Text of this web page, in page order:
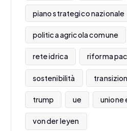
piano strategico nazionale
politica agricola comune
rete idrica riforma pac
sostenibilità
trump ue unione
von der leyen